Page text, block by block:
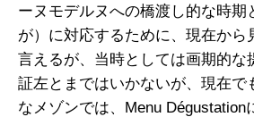
ーヌモデルヌへの橋渡し的な時期
が）に対応するために、現在から
言えるが、当時としては画期的な
証左とまではいかないが、現在で
なメゾンでは、Menu Dégustation